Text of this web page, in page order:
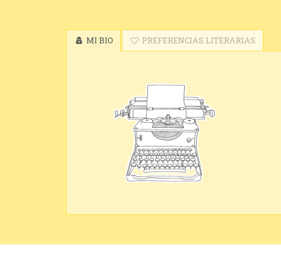
MI BIO PREFERENCIAS LITERARIAS